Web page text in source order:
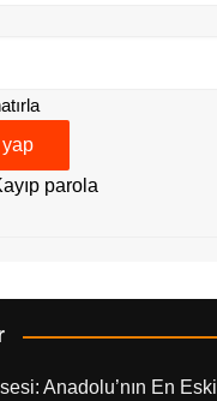
parola
Anadolu’nın En Eski